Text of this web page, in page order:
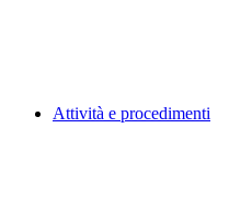
Attività e procedimenti